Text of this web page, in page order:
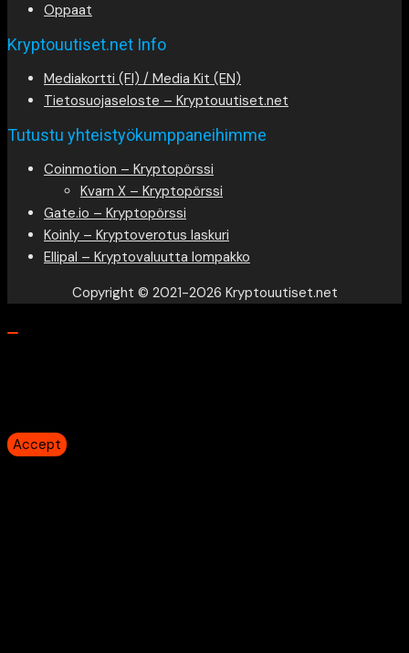
Oppaat
Kryptouutiset.net Info
Mediakortti (FI) / Media Kit (EN)
Tietosuojaseloste – Kryptouutiset.net
Tutustu yhteistyökumppaneihimme
Coinmotion – Kryptopörssi
Kvarn X – Kryptopörssi
Gate.io – Kryptopörssi
Koinly – Kryptoverotus laskuri
Ellipal – Kryptovaluutta lompakko
Copyright © 2021-2026 Kryptouutiset.net
Accept